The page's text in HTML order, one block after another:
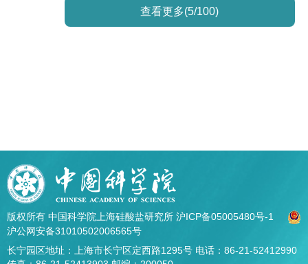
查看更多(5/100)
版权所有 中国科学院上海硅酸盐研究所 沪ICP备05005480号-1
沪公网安备31010502006565号
长宁园区地址：上海市长宁区定西路1295号 电话：86-21-52412990